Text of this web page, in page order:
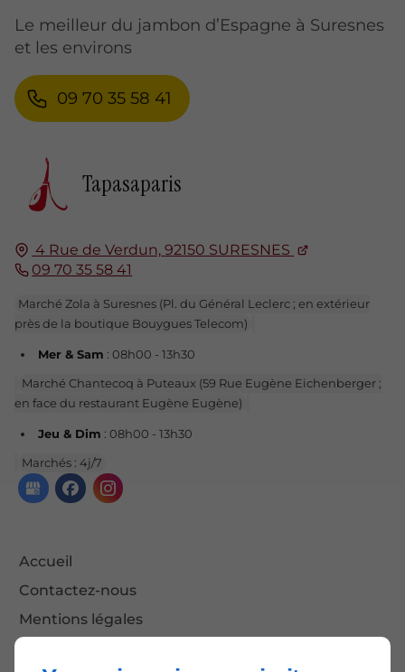
Le meilleur du jambon d’Espagne à Suresnes
et les environs
09 70 35 58 41
Tapasaparis
4 Rue de Verdun, 92150 SURESNES
09 70 35 58 41
Marché Zola à Suresnes (Pl. du Général Leclerc ; en extérieur
près de la boutique Bouygues Telecom)
Mer & Sam : 08h00 - 13h30
Marché Chantecoq à Puteaux (59 Rue Eugène Eichenberger ;
en face du restaurant Eugène Eugène)
Jeu & Dim : 08h00 - 13h30
Marchés : 4j/7
Accueil
Contactez-nous
Mentions légales